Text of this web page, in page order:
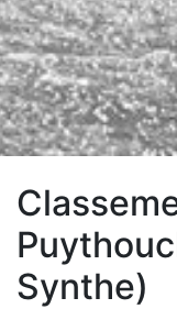
Synthe)